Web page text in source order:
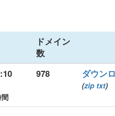
ドメイン
数
978 ダウン
(zip txt)